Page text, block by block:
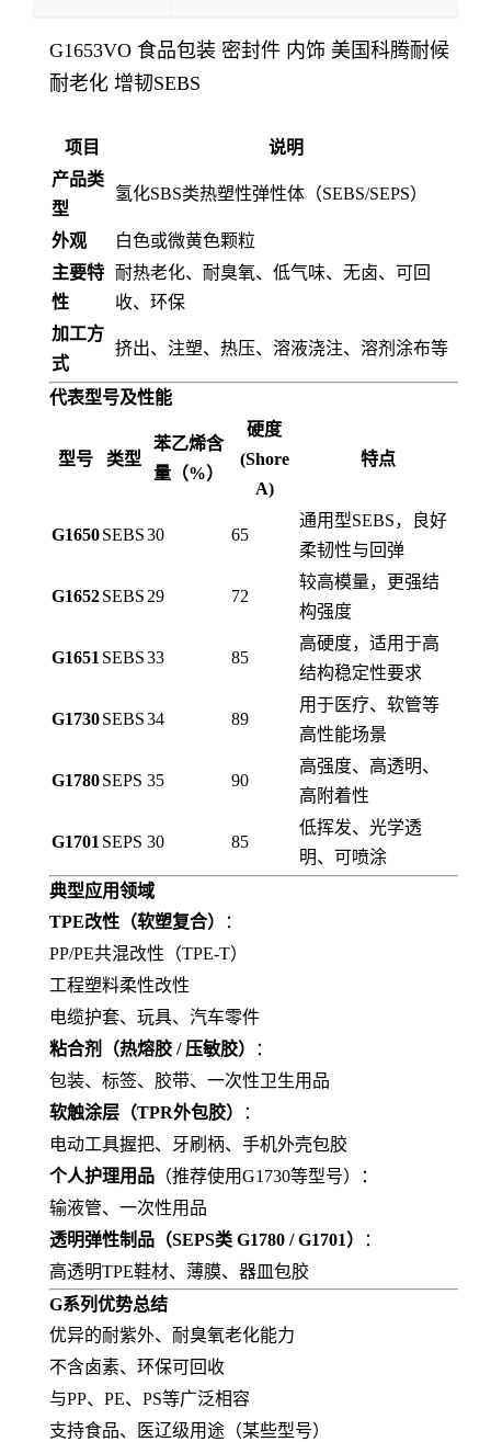
G1653VO 食品包装 密封件 内饰 美国科腾耐候
耐老化 增韧SEBS
项目
说明
产品类
型
氢化SBS类热塑性弹性体（SEBS/SEPS）
外观
白色或微黄色颗粒
主要特
性
耐热老化、耐臭氧、低气味、无卤、可回
收、环保
加工方
式
挤出、注塑、热压、溶液浇注、溶剂涂布等
代表型号及性能
型号 类型
苯乙烯含
量（%）
硬度
(Shore
A)
特点
G1650SEBS30 65
通用型SEBS，良好
柔韧性与回弹
G1652SEBS29 72
较高模量，更强结
构强度
G1651SEBS33 85
高硬度，适用于高
结构稳定性要求
G1730SEBS34 89
用于医疗、软管等
高性能场景
G1780SEPS 35 90
高强度、高透明、
高附着性
G1701SEPS 30 85
低挥发、光学透
明、可喷涂
典型应用领域
TPE改性（软塑复合）
：
PP/PE共混改性（TPE-T）
工程塑料柔性改性
电缆护套、玩具、汽车零件
粘合剂（热熔胶 / 压敏胶）
：
包装、标签、胶带、一次性卫生用品
软触涂层（TPR外包胶）
：
电动工具握把、牙刷柄、手机外壳包胶
个人护理用品 （推荐使用G1730等型号）：
输液管、一次性用品
透明弹性制品（SEPS类 G1780 / G1701）
：
高透明TPE鞋材、薄膜、器皿包胶
G系列优势总结
优异的耐紫外、耐臭氧老化能力
不含卤素、环保可回收
与PP、PE、PS等广泛相容
支持食品、医辽级用途（某些型号）